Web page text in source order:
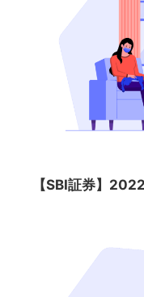
【SBI証券】